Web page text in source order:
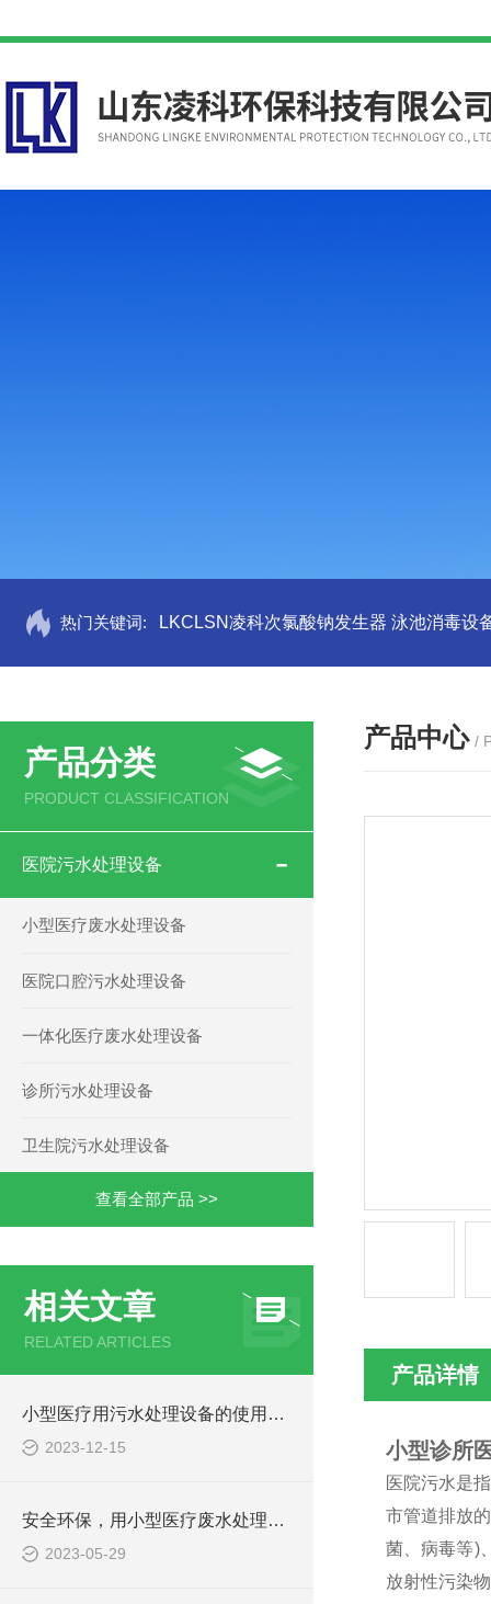
热门关键词: LKCLSN凌科次氯酸钠发生器 泳池消毒设
产品分类
PRODUCT CLASSIFICATION
医院污水处理设备
小型医疗废水处理设备
医院口腔污水处理设备
一体化医疗废水处理设备
诊所污水处理设备
卫生院污水处理设备
查看全部产品 >>
相关文章
RELATED ARTICLES
小型医疗用污水处理设备的使用注意事项
2023-12-15
安全环保，用小型医疗废水处理设备
2023-05-29
产品中心 /
产品详情
小型诊所
医院污水是
市管道排放
菌、病毒等)
放射性污染